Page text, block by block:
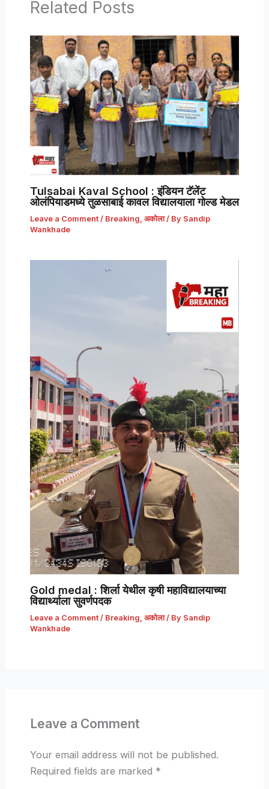
Related Posts
Tulsabai Kaval School : इंडियन टॅलेंट
ओलंपियाडमध्ये तुळसाबाई कावल विद्यालयाला गोल्ड मेडल
Leave a Comment / Breaking अकोला/ By Sandip
Wankhade
Gold medal : शिर्ला येथील कृषी महाविद्यालयाच्या
विद्यार्थ्याला सुवर्णपदक
Leave a Comment / Breaking, अकोला/ By Sandip
Wankhade
Leave a Comment
Your email address will not be published.
Required fields are marked *